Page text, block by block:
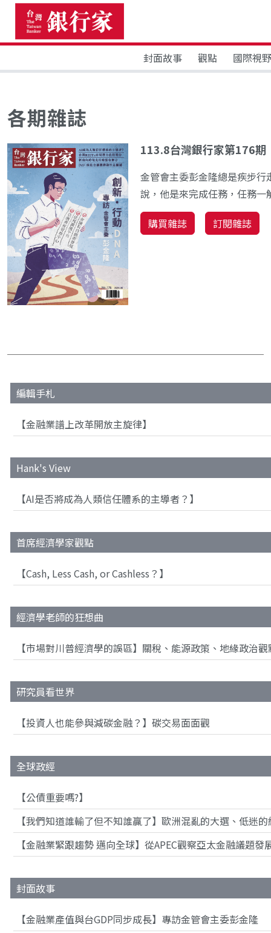
封面故事 觀點 國際視野
各期雜誌
113.8台灣銀行家第176期
金管會主委彭金隆總是疾步
說，他是來完成任務，任務一
購買雜誌 訂閱雜誌
編輯手札
【金融業譜上改革開放主旋律】
Hank's View
【AI是否將成為人類信任體系的主導者？】
首席經濟學家觀點
【Cash, Less Cash, or Cashless？】
經濟學老師的狂想曲
【市場對川普經濟學的誤區】關稅、能源政策、地緣政治觀
研究員看世界
【投資人也能參與減碳金融？】碳交易面面觀
全球政經
【公債重要嗎?】
【我們知道誰輸了但不知誰贏了】歐洲混亂的大選、低迷
【金融業緊跟趨勢 邁向全球】從APEC觀察亞太金融議題發
封面故事
【金融業產值與台GDP同步成長】專訪金管會主委彭金隆